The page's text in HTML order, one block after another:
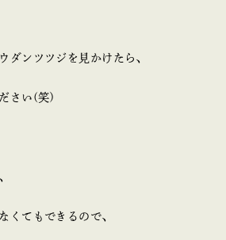
ダンツツジを見かけたら、
さい(笑)
くてもできるので、